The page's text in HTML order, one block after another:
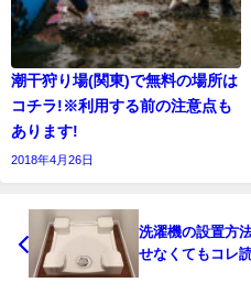
潮干狩り場(関東)で無料の場所は
コチラ!※利用する前の注意点も
あります!
2018年4月26日
洗濯機の設置方
せなくてもコレ